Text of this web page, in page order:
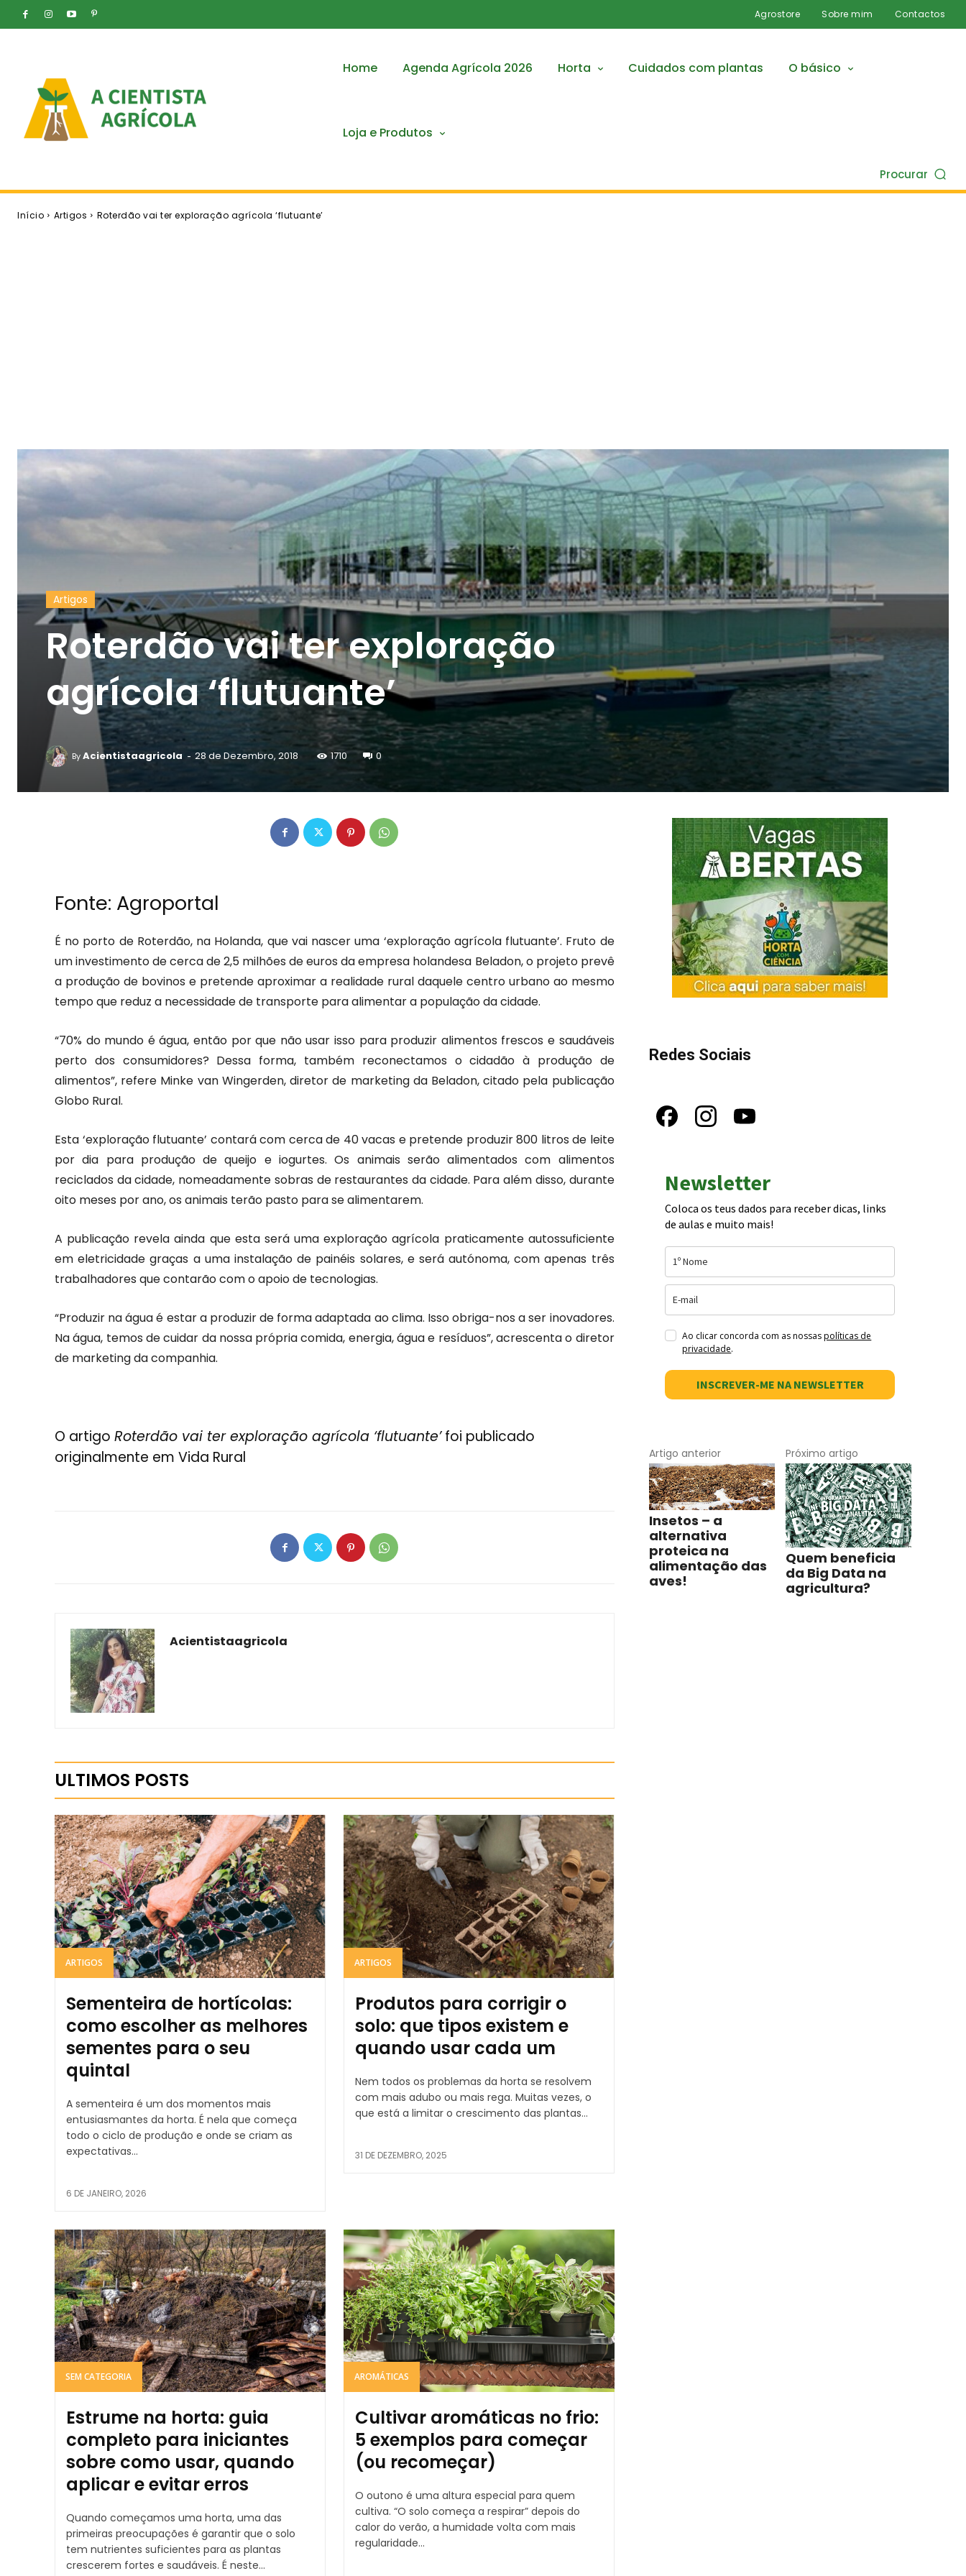
Agrostore Sobre mim Contactos
Home Agenda Agrícola 2026 Horta Cuidados com plantas O básico
Loja e Produtos
Procurar
Início Artigos Roterdão vai ter exploração agrícola ‘flutuante’
Artigos
Roterdão vai ter exploração
agrícola ‘flutuante’
ByAcientistaagricola - 28 de Dezembro, 2018 1710 0
Fonte: Agroportal
É no porto de Roterdão, na Holanda, que vai nascer uma ‘exploração agrícola flutuante’. Fruto de
um investimento de cerca de 2,5 milhões de euros da empresa holandesa Beladon, o projeto prevê
a produção de bovinos e pretende aproximar a realidade rural daquele centro urbano ao mesmo
tempo que reduz a necessidade de transporte para alimentar a população da cidade.
“70% do mundo é água, então por que não usar isso para produzir alimentos frescos e saudáveis
perto dos consumidores? Dessa forma, também reconectamos o cidadão à produção de
alimentos”, refere Minke van Wingerden, diretor de marketing da Beladon, citado pela publicação
Globo Rural.
Esta ‘exploração flutuante’ contará com cerca de 40 vacas e pretende produzir 800 litros de leite
por dia para produção de queijo e iogurtes. Os animais serão alimentados com alimentos
reciclados da cidade, nomeadamente sobras de restaurantes da cidade. Para além disso, durante
oito meses por ano, os animais terão pasto para se alimentarem.
A publicação revela ainda que esta será uma exploração agrícola praticamente autossuficiente
em eletricidade graças a uma instalação de painéis solares, e será autónoma, com apenas três
trabalhadores que contarão com o apoio de tecnologias.
“Produzir na água é estar a produzir de forma adaptada ao clima. Isso obriga-nos a ser inovadores.
Na água, temos de cuidar da nossa própria comida, energia, água e resíduos”, acrescenta o diretor
de marketing da companhia.
O artigo Roterdão vai ter exploração agrícola ‘flutuante’foi publicado
originalmente em Vida Rural
Acientistaagricola
ULTIMOS POSTS
ARTIGOS
Sementeira de hortícolas:
como escolher as melhores
sementes para o seu
quintal
A sementeira é um dos momentos mais
entusiasmantes da horta. É nela que começa
todo o ciclo de produção e onde se criam as
expectativas...
6 DE JANEIRO, 2026
ARTIGOS
Produtos para corrigir o
solo: que tipos existem e
quando usar cada um
Nem todos os problemas da horta se resolvem
com mais adubo ou mais rega. Muitas vezes, o
que está a limitar o crescimento das plantas...
31 DE DEZEMBRO, 2025
SEM CATEGORIA
Estrume na horta: guia
completo para iniciantes
sobre como usar, quando
aplicar e evitar erros
Quando começamos uma horta, uma das
primeiras preocupações é garantir que o solo
tem nutrientes suficientes para as plantas
crescerem fortes e saudáveis. É neste...
AROMÁTICAS
Cultivar aromáticas no frio:
5 exemplos para começar
(ou recomeçar)
O outono é uma altura especial para quem
cultiva. “O solo começa a respirar” depois do
calor do verão, a humidade volta com mais
regularidade...
Redes Sociais
Newsletter
Coloca os teus dados para receber dicas, links
de aulas e muito mais!
Ao clicar concorda com as nossaspolíticas de
privacidade.
INSCREVER-ME NA NEWSLETTER
Artigo anterior
Insetos – a
alternativa
proteica na
alimentação das
aves!
Próximo artigo
Quem beneficia
da Big Data na
agricultura?